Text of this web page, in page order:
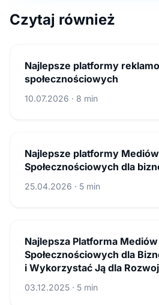
Czytaj również
Najlepsze platformy
społecznościowych
10.07.2026 · 8 min
Najlepsze platformy Mediów
Społecznościowych dla
25.04.2026 · 5 min
Najlepsza Platforma Mediów
Społecznościowych dla
i Wykorzystać Ją dla
03.12.2025 · 5 min